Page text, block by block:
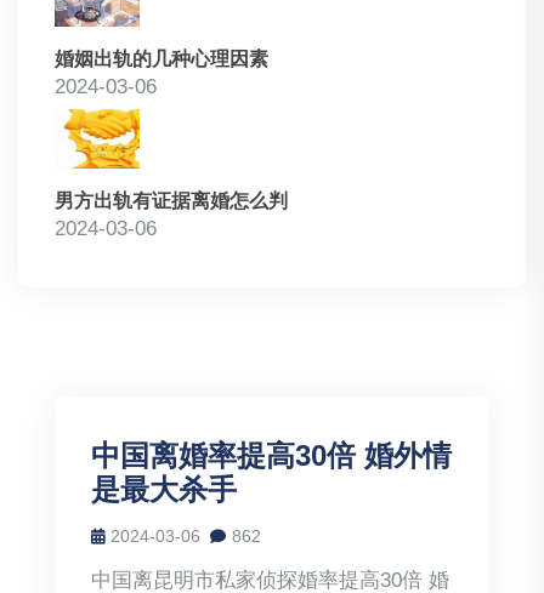
婚姻出轨的几种心理因素
2024-03-06
男方出轨有证据离婚怎么判
2024-03-06
中国离婚率提高30倍 婚外情
是最大杀手
2024-03-06 862
中国离昆明市私家侦探婚率提高30倍 婚